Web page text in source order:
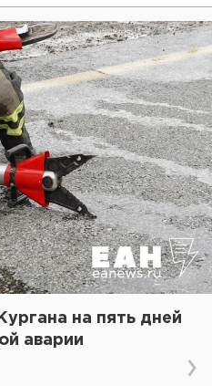
на пять дней
аварии